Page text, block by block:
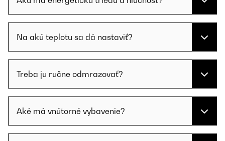
Na akú teplotu sa dá nastaviť?
Treba ju ručne odmrazovať?
Aké má vnútorné vybavenie?